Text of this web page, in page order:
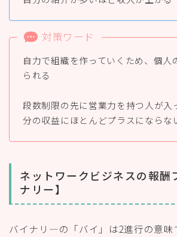
対策ワード
自力で組織を作っていくため、個人
られる
段数制限の先に営業力を持つ人が入
分の収益にほとんどプラスにならな
ネットワークビジネスの報
ナリー】
バイナリ―の「バイ」は2進行の意味